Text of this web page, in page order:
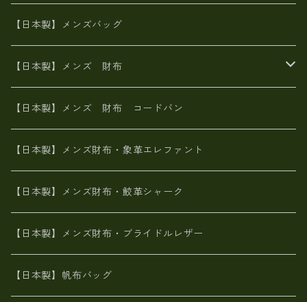
メタリック
革友禅染め
ポーテッド
革友禅染め
メタリック
ヌメ革
革友禅染め
財布ショルダー
ヌメ革
がま口財布
革友禅染め
山羊革
火山灰染め
名刺入れ・キーケース、他
財布・小物
【日本製】メンズバッグ
【日本製】メンズ 財布
象革エレファント【日本製】メンズ 財布
鮫革シャーク【日本製】メンズ 財布
ブライドルレザー【日本製】メンズ 財布
MAISON de HIROAN 【日本製】メンズ 財布
栃木レザー 【日本製】メンズ 財布
【日本製】メンズ 財布 コードバン
【日本製】メンズ財布・象革エレファント
【日本製】メンズ財布・鮫革シャーク
【日本製】メンズ財布・ブライドルレザー
【日本製】帆布バッグ